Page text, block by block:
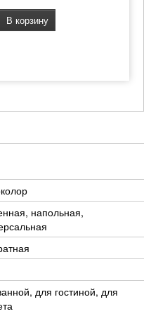
В корзину
напольная,
для гостиной, для